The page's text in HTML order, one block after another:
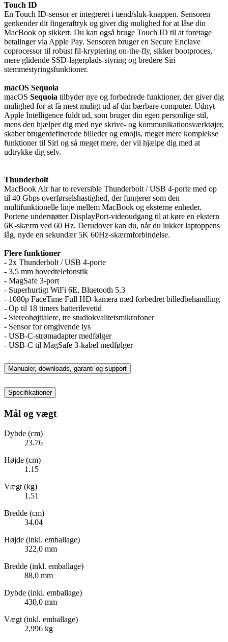
Touch ID
En Touch ID-sensor er integreret i tænd/sluk-knappen. Sensoren
genkender dit fingeraftryk og giver dig mulighed for at låse din
MacBook op sikkert. Du kan også bruge Touch ID til at foretage
betalinger via Apple Pay. Sensoren bruger en Secure Enclave
coprocessor til robust fil-kryptering on-the-fly, sikker bootproces,
mere glidende SSD-lagerplads-styring og bredere Siri
stemmestyringsfunktioner.
macOS Sequoia
macOS Sequoia tilbyder nye og forbedrede funktioner, der giver dig
mulighed for at få mest muligt ud af din bærbare computer. Udnyt
Apple Intelligence fuldt ud, som bruger din egen personlige stil,
mens den hjælper dig med nye skrive- og kommunikationsværktøjer,
skaber brugerdefinerede billeder og emojis, meget mere komplekse
funktioner til Siri og så meget mere, der vil hjælpe dig med at
udtrykke dig selv.
Thunderbolt
MacBook Air har to reversible Thunderbolt / USB 4-porte med op
til 40 Gbps overførselshastighed, der fungerer som den
multifunktionelle linje mellem MacBook og eksterne enheder.
Portene understøtter DisplayPort-videoudgang til at køre en ekstern
6K-skærm ved 60 Hz. Derudover kan du, når du lukker laptoppens
låg, nyde en sekundær 5K 60Hz-skærmforbindelse.
Flere funktioner
- 2x Thunderbolt / USB 4-porte
- 3,5 mm hovedtelefonstik
- MagSafe 3-port
- Superhurtigt WiFi 6E, Bluetooth 5.3
- 1080p FaceTime Full HD-kamera med forbedret billedbehandling
- Op til 18 timers batterilevetid
- Stereohøjttalere, tre studiokvalitetsmikrofoner
- Sensor for omgivende lys
- USB-C-strømadapter medfølger
- USB-C til MagSafe 3-kabel medfølger
Manualer, downloads, garanti og support
Specifikationer
Mål og vægt
Dybde (cm)
23.76
Højde (cm)
1.15
Vægt (kg)
1.51
Bredde (cm)
34.04
Højde (inkl. emballage)
322,0 mm
Bredde (inkl. emballage)
88,0 mm
Dybde (inkl. emballage)
430,0 mm
Vægt (inkl. emballage)
2,996 kg